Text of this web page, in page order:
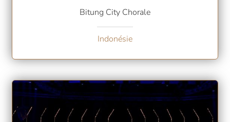
Bitung City Chorale
Indonésie